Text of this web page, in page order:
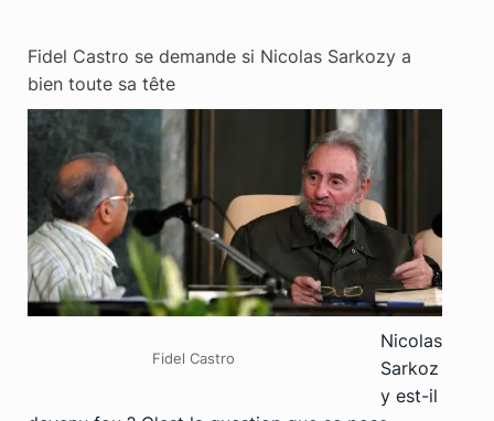
Fidel Castro se demande si Nicolas Sarkozy a
bien toute sa tête
Fidel Castro
Nicolas
Sarkoz
y est-il